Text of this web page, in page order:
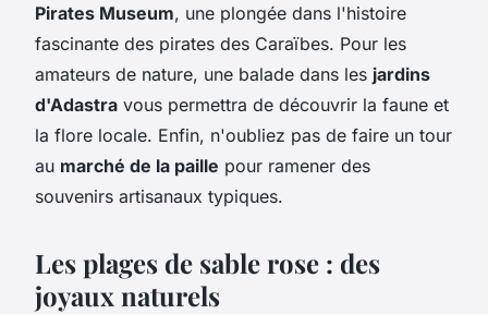
Pirates Museum, une plongée dans l'histoire
fascinante des pirates des Caraïbes. Pour les
amateurs de nature, une balade dans les jardins
d'Adastra vous permettra de découvrir la faune et
la flore locale. Enfin, n'oubliez pas de faire un tour
au marché de la paille pour ramener des
souvenirs artisanaux typiques.
Les plages de sable rose : des
joyaux naturels